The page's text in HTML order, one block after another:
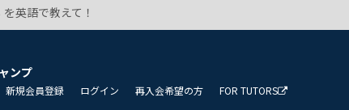
英語で教えて！
ンプ
新規会員登録 ログイン 再入会希望の方 FOR TUTORS